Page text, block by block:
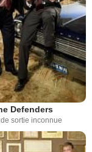
Defenders
de sortie inconnue